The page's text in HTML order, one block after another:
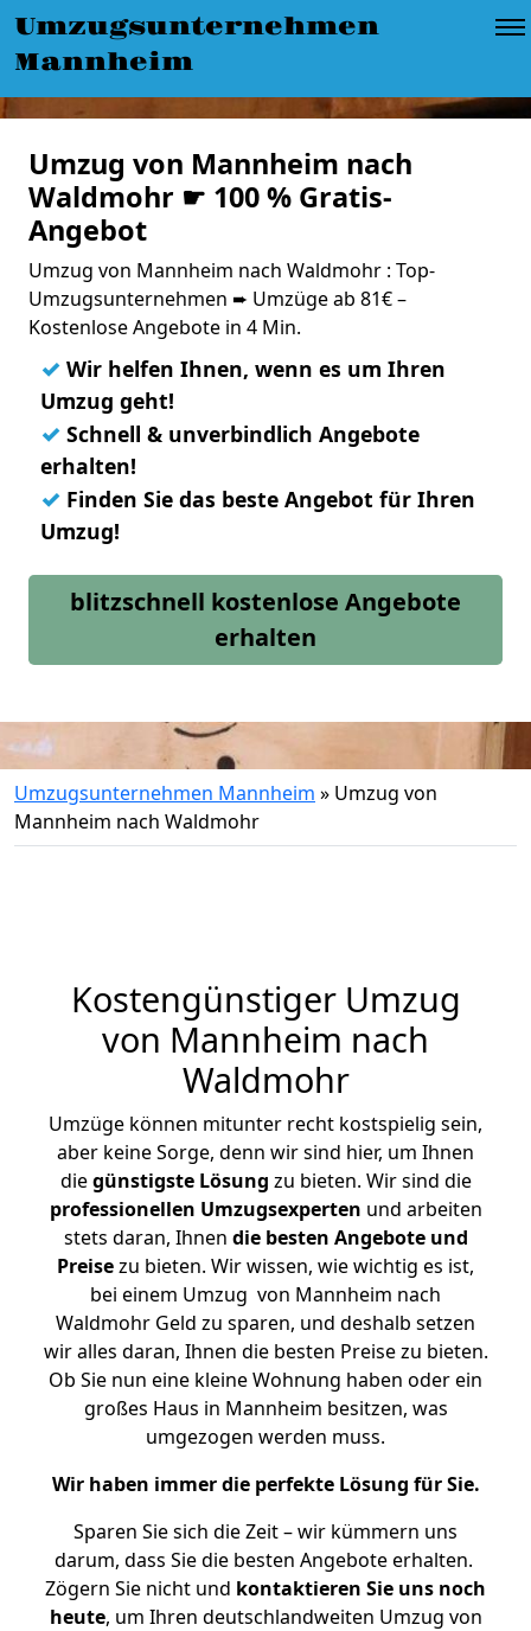
Umzugsunternehmen
Mannheim
Umzug von Mannheim nach
Waldmohr ☛ 100 % Gratis-
Angebot
Umzug von Mannheim nach Waldmohr : Top-
Umzugsunternehmen ➨ Umzüge ab 81€ –
Kostenlose Angebote in 4 Min.
✓ Wir helfen Ihnen, wenn es um Ihren
Umzug geht!
✓ Schnell & unverbindlich Angebote
erhalten!
✓ Finden Sie das beste Angebot für Ihren
Umzug!
blitzschnell kostenlose Angebote
erhalten
Umzugsunternehmen Mannheim » Umzug von
Mannheim nach Waldmohr
Kostengünstiger Umzug
von Mannheim nach
Waldmohr
Umzüge können mitunter recht kostspielig sein,
aber keine Sorge, denn wir sind hier, um Ihnen
diegünstigste Lösung zu bieten. Wir sind die
professionellen Umzugsexperten und arbeiten
stets daran, Ihnen die besten Angebote und
Preisezu bieten. Wir wissen, wie wichtig es ist,
bei einem Umzug von Mannheim nach
Waldmohr Geld zu sparen, und deshalb setzen
wir alles daran, Ihnen die besten Preise zu bieten.
Ob Sie nun eine kleine Wohnung haben oder ein
großes Haus in Mannheim besitzen, was
umgezogen werden muss.
Wir haben immer die perfekte Lösung für Sie.
Sparen Sie sich die Zeit – wir kümmern uns
darum, dass Sie die besten Angebote erhalten.
Zögern Sie nicht und kontaktieren Sie uns noch
heute, um Ihren deutschlandweiten Umzug von